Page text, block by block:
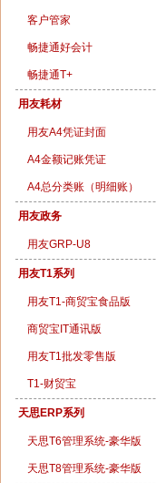
客户管家
畅捷通好会计
畅捷通T+
用友耗材
用友A4凭证封面
A4金额记账凭证
A4总分类账（明细账）
用友政务
用友GRP-U8
用友T1系列
用友T1-商贸宝食品版
商贸宝IT通讯版
用友T1批发零售版
T1-财贸宝
天思ERP系列
天思T6管理系统-豪华版
天思T8管理系统-豪华版